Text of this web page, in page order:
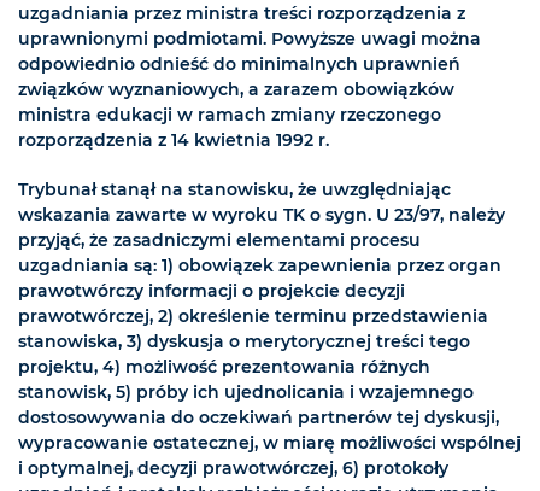
uzgadniania przez ministra treści rozporządzenia z
uprawnionymi podmiotami. Powyższe uwagi można
odpowiednio odnieść do minimalnych uprawnień
związków wyznaniowych, a zarazem obowiązków
ministra edukacji w ramach zmiany rzeczonego
rozporządzenia z 14 kwietnia 1992 r.
Trybunał stanął na stanowisku, że uwzględniając
wskazania zawarte w wyroku TK o sygn. U 23/97, należy
przyjąć, że zasadniczymi elementami procesu
uzgadniania są: 1) obowiązek zapewnienia przez organ
prawotwórczy informacji o projekcie decyzji
prawotwórczej, 2) określenie terminu przedstawienia
stanowiska, 3) dyskusja o merytorycznej treści tego
projektu, 4) możliwość prezentowania różnych
stanowisk, 5) próby ich ujednolicania i wzajemnego
dostosowywania do oczekiwań partnerów tej dyskusji,
wypracowanie ostatecznej, w miarę możliwości wspólnej
i optymalnej, decyzji prawotwórczej, 6) protokoły